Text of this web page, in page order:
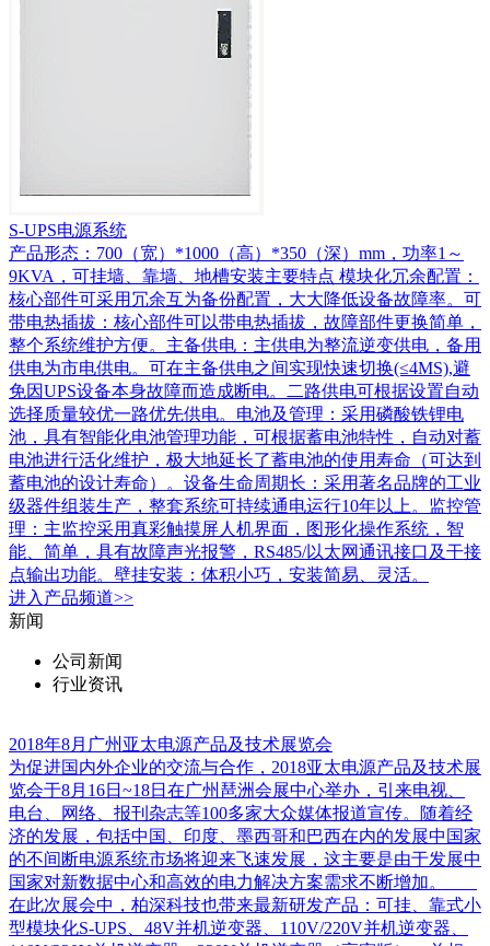
S-UPS电源系统
产品形态：700（宽）*1000（高）*350（深）mm，功率1～
9KVA，可挂墙、靠墙、地槽安装主要特点 模块化冗余配置：
核心部件可采用冗余互为备份配置，大大降低设备故障率。可
带电热插拔：核心部件可以带电热插拔，故障部件更换简单，
整个系统维护方便。主备供电：主供电为整流逆变供电，备用
供电为市电供电。可在主备供电之间实现快速切换(≤4MS),避
免因UPS设备本身故障而造成断电。二路供电可根据设置自动
选择质量较优一路优先供电。电池及管理：采用磷酸铁锂电
池，具有智能化电池管理功能，可根据蓄电池特性，自动对蓄
电池进行活化维护，极大地延长了蓄电池的使用寿命（可达到
蓄电池的设计寿命）。设备生命周期长：采用著名品牌的工业
级器件组装生产，整套系统可持续通电运行10年以上。监控管
理：主监控采用真彩触摸屏人机界面，图形化操作系统，智
能、简单，具有故障声光报警，RS485/以太网通讯接口及干接
点输出功能。壁挂安装：体积小巧，安装简易、灵活。
进入 产品频道>>
新闻
公司新闻
行业资讯
2018年8月广州亚太电源产品及技术展览会
为促进国内外企业的交流与合作，2018亚太电源产品及技术展
览会于8月16日~18日在广州琶洲会展中心举办，引来电视、
电台、网络、报刊杂志等100多家大众媒体报道宣传。随着经
济的发展，包括中国、印度、墨西哥和巴西在内的发展中国家
的不间断电源系统市场将迎来飞速发展，这主要是由于发展中
国家对新数据中心和高效的电力解决方案需求不断增加。
在此次展会中，柏深科技也带来最新研发产品：可挂、靠式小
型模块化S-UPS、48V并机逆变器、110V/220V并机逆变器、